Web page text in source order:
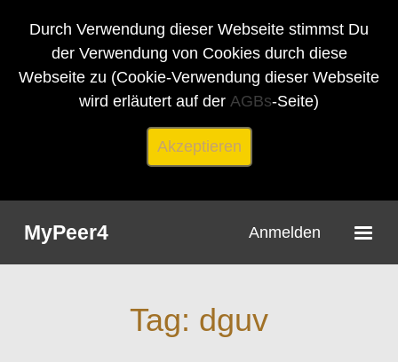
Durch Verwendung dieser Webseite stimmst Du
der Verwendung von Cookies durch diese
Webseite zu (Cookie-Verwendung dieser Webseite
wird erläutert auf der AGBs-Seite)
Akzeptieren
MyPeer4 Anmelden
Tag: dguv